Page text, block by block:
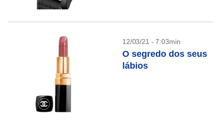
12/03/21 - 7:03min
O segredo dos seus
lábios